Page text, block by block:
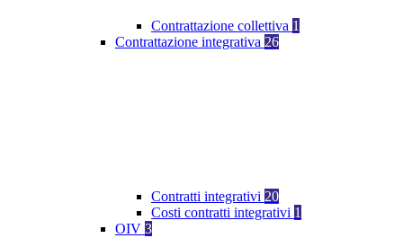
Contrattazione collettiva 1
Contrattazione integrativa 26
Contratti integrativi 20
Costi contratti integrativi 1
OIV 3